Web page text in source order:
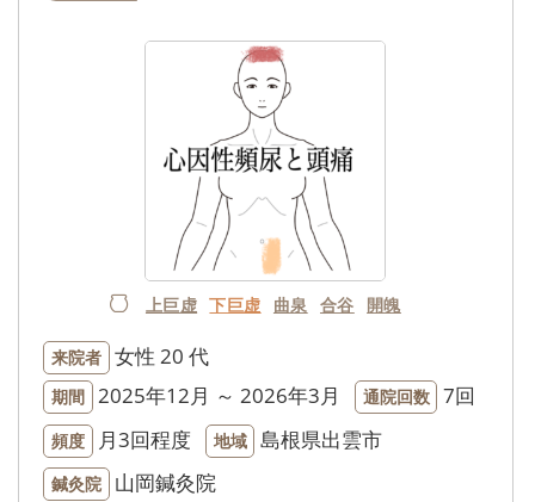
上巨虚 下巨虚 曲泉 合谷 開魄
来院者 女性 20 代
期間 2025年12月 ～ 2026年3月 通院回数 7回
頻度 月3回程度 地域 島根県出雲市
鍼灸院 山岡鍼灸院